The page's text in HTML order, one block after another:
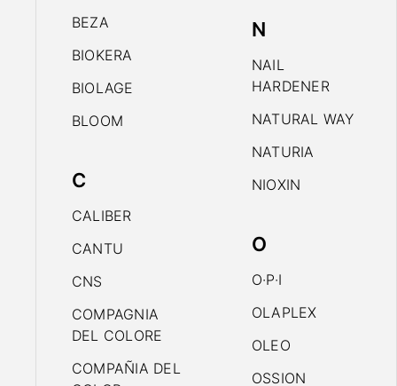
BEZA
BIOKERA
BIOLAGE
BLOOM
C
CALIBER
CANTU
CNS
COMPAGNIA
DEL COLORE
COMPAÑIA DEL
N
NAIL
HARDENER
NATURAL WAY
NATURIA
NIOXIN
O
O·P·I
OLAPLEX
OLEO
OSSION